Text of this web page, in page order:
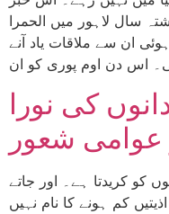
سال لاہور میں الحمرا
ان سے ملاقات یاد آنے
کی نورا
شعور
کو کریدتا ہے۔ اور جاتے
کم ہونے کا نام نہیں